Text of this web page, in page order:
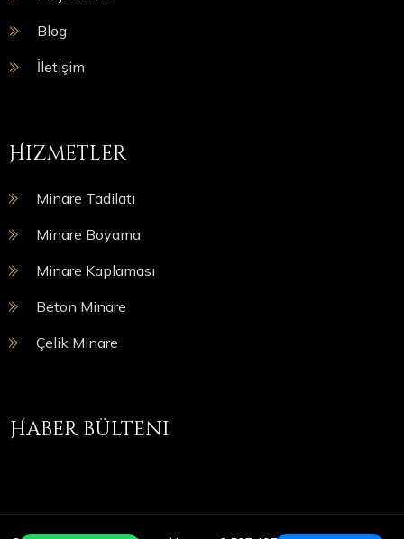
Blog
İletişim
Hizmetler
Minare Tadilatı
Minare Boyama
Minare Kaplaması
Beton Minare
Çelik Minare
Haber bülteni